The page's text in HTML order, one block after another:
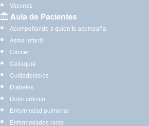
Vacunas
Aula de Pacientes
Acompañando a quien te acompaña
Asma infantil
Cáncer
Celiaquía
Cuidadoras/es
Diabetes
Dolor crónico
Enfermedad pulmonar
Enfermedades raras